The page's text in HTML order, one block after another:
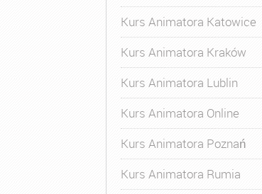
Kurs Animatora Katowice
Kurs Animatora Kraków
Kurs Animatora Lublin
Kurs Animatora Online
Kurs Animatora Poznań
Kurs Animatora Rumia